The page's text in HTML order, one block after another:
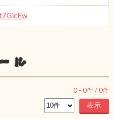
ル
0 - 0件 /0件